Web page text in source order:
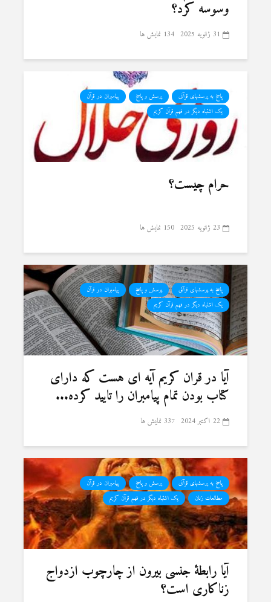
وسوسه کرد؟
31 ژانویه 2025 134 نمایش ها
پاسخ به پرسشهای قرآنی پرسش و پاسخ
پیامبران در قرآن
یک اشتباه دیگر در فهم قرآن کریم
حرام چیست؟
23 ژانویه 2025 150 نمایش ها
پاسخ به پرسشهای قرآنی پرسش و پاسخ
پیامبران در قرآن
یک اشتباه دیگر در فهم قرآن کریم
آیا در قران کریم آیه ای هست که دارای
کتاب بودن تمام پیامبران را تایید کرده...
22 اکتبر 2024 337 نمایش ها
پاسخ به پرسشهای قرآنی پرسش و پاسخ
پیامبران در قرآن
مطالعات زنان
یک اشتباه دیگر در فهم قرآن کریم
آیا رابطۀ جنسی بیرون از چارچوب ازدواج
زناکاری است؟